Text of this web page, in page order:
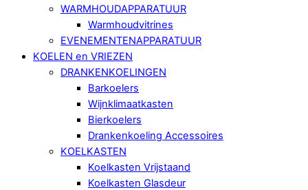
WARMHOUDAPPARATUUR
Warmhoudvitrines
EVENEMENTENAPPARATUUR
KOELEN en VRIEZEN
DRANKENKOELINGEN
Barkoelers
Wijnklimaatkasten
Bierkoelers
Drankenkoeling Accessoires
KOELKASTEN
Koelkasten Vrijstaand
Koelkasten Glasdeur